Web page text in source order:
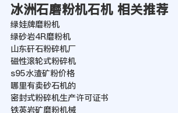
冰洲石磨粉机石机 相关推荐
绿娃牌磨粉机
绿砂岩4R磨粉机
山东矸石粉碎机厂
磁性滚轮式粉碎机
s95水渣矿粉价格
哪里有卖砂石机的
密封式粉碎机生产许可证书
铁英岩矿磨粉机械